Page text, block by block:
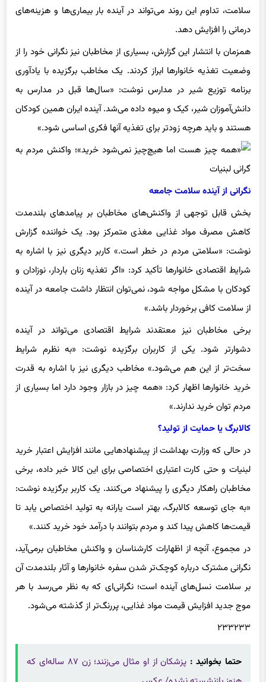
سلامت، تداوم این روند می‌تواند در آینده بار بیماری‌ها و هزینه‌های
درمانی را افزایش دهد.
همزمان با انتشار این گزارش، بسیاری از مخاطبان نیز نگرانی خود را از
وضعیت تغذیه خانوارها ابراز کردند. یک مخاطب برگزیده با یادآوری
برنامه توزیع شیر در مدارس نوشت: «سال‌ها قبل در مدارس به
دانش‌آموزان شیر، کیک و میوه داده می‌شد. آینده ایران همین کودکان
هستند و باید هرچه زودتر برای تغذیه آنها فکری اساسی شود.»
نگرانی از آینده سلامت جامعه
بخش قابل توجهی از واکنش‌های مخاطبان بر پیامدهای بلندمدت
کاهش مصرف مواد غذایی مغذی متمرکز بود. یک خواننده گزارش
نوشت: «سلامتی مردم در خطر است.» کاربر دیگری نیز با اشاره به
شرایط اقتصادی خانوارها تأکید کرد: «اگر تغذیه زنان باردار، نوزادان و
کودکان با مشکل مواجه شود، نمی‌توان انتظار داشت جامعه در آینده
از سلامت کافی برخوردار باشد.»
برخی مخاطبان نیز معتقدند شرایط اقتصادی می‌تواند در آینده
دشوارتر شود. یکی از کاربران برگزیده نوشت: «به نظرم شرایط
سخت‌تر از این هم می‌شود.» مخاطب دیگری نیز با اشاره به قدرت
خرید خانوارها اظهار کرد: «همه چیز در بازار وجود دارد اما بسیاری از
مردم توان خرید ندارند.»
کالابرگ یا حمایت از تولید؟
در حالی که وزارت بهداشت از پیشنهادهایی مانند افزایش اعتبار خرید
لبنیات و حتی کارت اعتباری اختصاصی برای این کالا خبر داده، برخی
مخاطبان راهکار دیگری را پیشنهاد می‌کنند. یک کاربر برگزیده نوشت:
«به جای توسعه کالابرگ، بهتر است یارانه به تولید اختصاص یابد تا
قیمت‌ها کاهش پیدا کند و مردم بتوانند با درآمد خود خرید کنند.»
در مجموع، آنچه از اظهارات کارشناسان و واکنش مخاطبان برمی‌آید،
نگرانی مشترک درباره کوچک‌تر شدن سفره خانوارها و آثار بلندمدت آن
بر سلامت نسل‌های آینده است؛ نگرانی‌ای که به نظر می‌رسد با هر
موج جدید افزایش قیمت مواد غذایی، پررنگ‌تر از گذشته می‌شود.
۲۳۳۲۳۳
حتما بخوانید :
پزشکان از او مثال می‌زنند؛ زن ۸۷ ساله‌ای که